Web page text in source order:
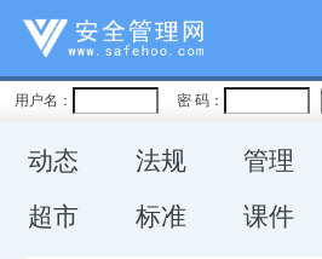
用户名： 密 码：
动态 法规 管理
超市
标准 课件